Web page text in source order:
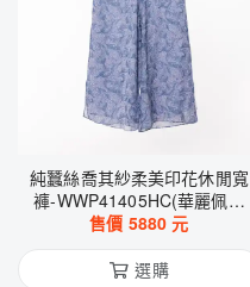
純蠶絲喬其紗柔美印花休閒寬
褲-WWP41405HC(華麗佩斯
利-紫)
售價 5880 元
選購